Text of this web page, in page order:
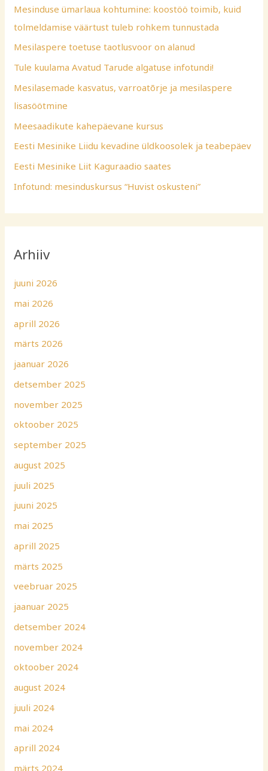
:Mesinduse ümarlaua kohtumine: koostöö toimib, kuid
tolmeldamise väärtust tuleb rohkem tunnustada
Mesilaspere toetuse taotlusvoor on alanud
Tule kuulama Avatud Tarude algatuse infotundi!
Mesilasemade kasvatus, varroatõrje ja mesilaspere
lisasöötmine
Meesaadikute kahepäevane kursus
Eesti Mesinike Liidu kevadine üldkoosolek ja teabepäev
Eesti Mesinike Liit Kaguraadio saates
Infotund: mesinduskursus “Huvist oskusteni”
Arhiiv
juuni 2026
mai 2026
aprill 2026
märts 2026
jaanuar 2026
detsember 2025
november 2025
oktoober 2025
september 2025
august 2025
juuli 2025
juuni 2025
mai 2025
aprill 2025
märts 2025
veebruar 2025
jaanuar 2025
detsember 2024
november 2024
oktoober 2024
august 2024
juuli 2024
mai 2024
aprill 2024
märts 2024